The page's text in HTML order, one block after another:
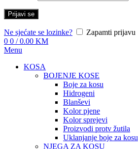
Prijavi se
Ne sjećate se lozinke?
Zapamti prijavu
0 0 / 0.00 KM
Menu
KOSA
BOJENJE KOSE
Boje za kosu
Hidrogeni
Blanševi
Kolor pjene
Kolor sprejevi
Proizvodi protv žutila
Uklanjanje boje za kosu
NJEGA ZA KOSU